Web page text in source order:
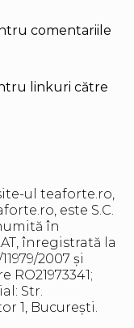
comentariile
linkuri către
ul teaforte.ro,
este S.C.
în
înregistrată la
2007 și
Str.
1, București.